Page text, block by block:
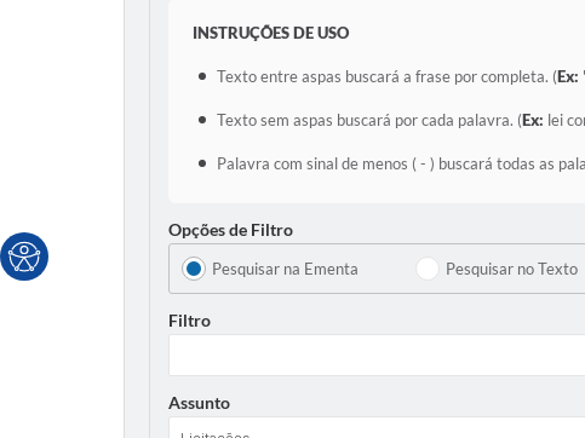
INSTRUÇÕES DE USO
Texto entre aspas buscará a frase por completa. (Ex:
Texto sem aspas buscará por cada palavra. (Ex: lei
Palavra com sinal de menos ( - ) buscará todas as
Opções de Filtro
Pesquisar na Ementa Pesquisar no Texto
Filtro
Assunto